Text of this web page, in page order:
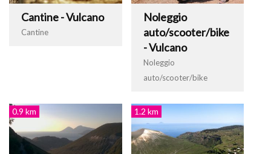
Cantine - Vulcano
Cantine
Noleggio
auto/scooter/bike
- Vulcano
Noleggio
auto/scooter/bike
0.9 km 1.2 km